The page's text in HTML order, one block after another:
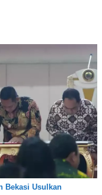
Bekasi Usulkan